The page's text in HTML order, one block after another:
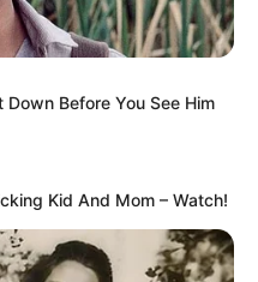
Before You See Him
Kid And Mom – Watch!